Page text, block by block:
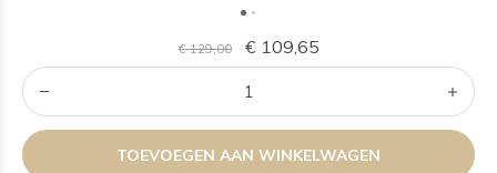
€ 129,00 € 109,65
TOEVOEGEN AAN WINKELWAGEN